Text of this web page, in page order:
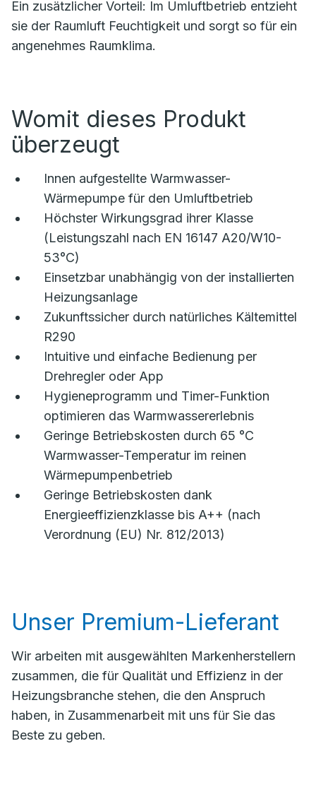
Ein zusätzlicher Vorteil: Im Umluftbetrieb entzieht
sie der Raumluft Feuchtigkeit und sorgt so für ein
angenehmes Raumklima.
Womit dieses Produkt
überzeugt
Innen aufgestellte Warmwasser-
Wärmepumpe für den Umluftbetrieb
Höchster Wirkungsgrad ihrer Klasse
(Leistungszahl nach EN 16147 A20/W10-
53°C)
Einsetzbar unabhängig von der installierten
Heizungsanlage
Zukunftssicher durch natürliches Kältemittel
R290
Intuitive und einfache Bedienung per
Drehregler oder App
Hygieneprogramm und Timer-Funktion
optimieren das Warmwassererlebnis
Geringe Betriebskosten durch 65 °C
Warmwasser-Temperatur im reinen
Wärmepumpenbetrieb
Geringe Betriebskosten dank
Energieeffizienzklasse bis A++ (nach
Verordnung (EU) Nr. 812/2013)
Unser Premium-Lieferant
Wir arbeiten mit ausgewählten Markenherstellern
zusammen, die für Qualität und Effizienz in der
Heizungsbranche stehen, die den Anspruch
haben, in Zusammenarbeit mit uns für Sie das
Beste zu geben.